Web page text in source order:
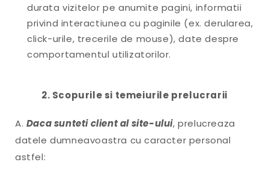
durata vizitelor pe anumite pagini, informatii
privind interactiunea cu paginile (ex. derularea,
click-urile, trecerile de mouse), date despre
comportamentul utilizatorilor.
2. Scopurile si temeiurile prelucrarii
A. Daca sunteti client al site-ului, prelucreaza
datele dumneavoastra cu caracter personal
astfel: